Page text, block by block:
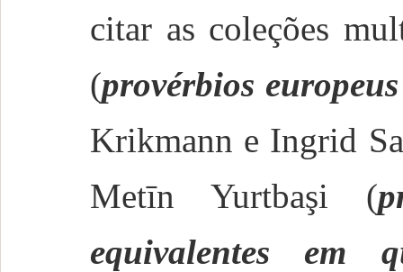
citar as coleções
(provérbios
Krikmann e Ingrid
Metīn Yurtbaşi (
equivalentes em